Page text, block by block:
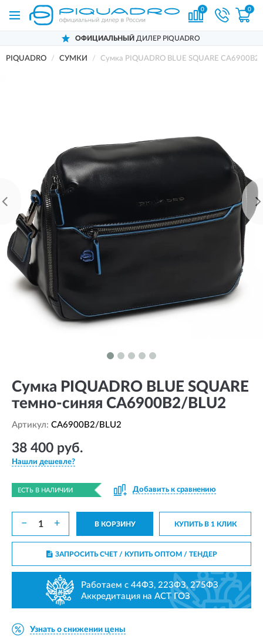
0 0
ОФИЦИАЛЬНЫЙ ДИЛЕР PIQUADRO
PIQUADRO СУМКИ Сумка PIQUADRO BLUE SQUARE
Сумка PIQUADRO BLUE SQUARE
темно-синяя CA6900B2/BLU2
Артикул: CA6900B2/BLU2
38 400 руб.
Нашли дешевле?
ЕСТЬ В НАЛИЧИИ Добавить к сравнению
− + В КОРЗИНУ КУПИТЬ В 1 КЛИК
ЗАПРОСИТЬ СЧЕТ / КУПИТЬ ОПТОМ/ ТЕНДЕР
Работаем с 44ФЗ, 223ФЗ, 275ФЗ
Аккредитация на АСТ ГОЗ
Узнать о снижении цены